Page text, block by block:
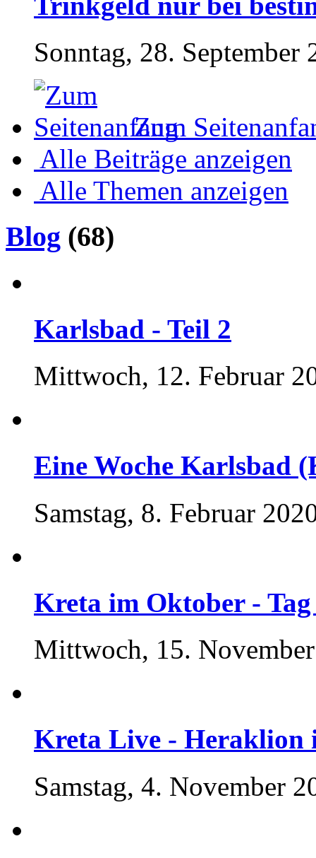
Sonntag, 28. September
Zum
Alle Beiträge anzeigen
Alle Themen anzeigen
Blog (68)
Karlsbad - Teil 2
Mittwoch, 12. Februar
Eine Woche Karlsbad
Samstag, 8. Februar
Kreta im Oktober - Tag
Mittwoch, 15.
Kreta Live - Heraklion
Samstag, 4. November